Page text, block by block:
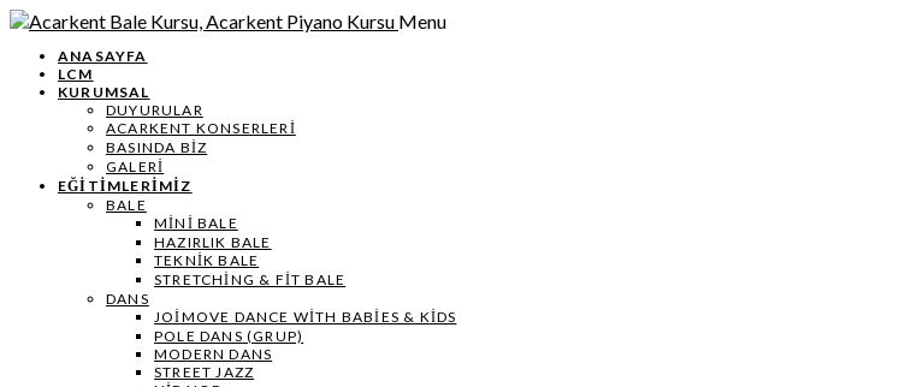
Menu
ANASAYFA
LCM
KURUMSAL
DUYURULAR
ACARKENT KONSERLERİ
BASINDA BİZ
GALERİ
EĞİTİMLERİMİZ
BALE
MİNİ BALE
HAZIRLIK BALE
TEKNIK BALE
STRETCHING & FIT BALE
DANS
JOIMOVE DANCE WITH BABIES & KIDS
POLE DANS (GRUP)
MODERN DANS
STREET JAZZ